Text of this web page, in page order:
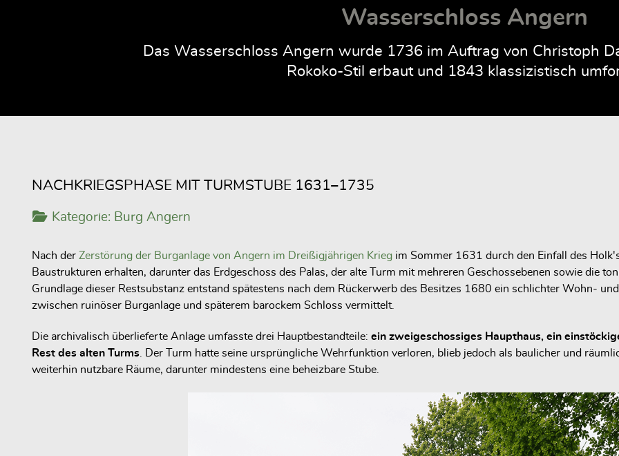
Wasserschloss Angern
Das Wasserschloss Angern wurde 1736 im Auftrag von Christoph
Rokoko-Stil erbaut und 1843 klassizistisch
NACHKRIEGSPHASE MIT TURMSTUBE 1631–1735
Kategorie: Burg Angern
Nach der Zerstörung der Burganlage von Angern im Dreißigjährigen Krieg im Sommer 1631 durch den Einfall des
Baustrukturen erhalten, darunter das Erdgeschoss des Palas, der alte Turm mit mehreren Geschossebenen sowie die
Grundlage dieser Restsubstanz entstand spätestens nach dem Rückerwerb des Besitzes 1680 ein schlichter Wohn-
zwischen ruinöser Burganlage und späterem barockem Schloss vermittelt.
Die archivalisch überlieferte Anlage umfasste drei Hauptbestandteile: ein zweigeschossiges Haupthaus, ein
Rest des alten Turms . Der Turm hatte seine ursprüngliche Wehrfunktion verloren, blieb jedoch als baulicher und
weiterhin nutzbare Räume, darunter mindestens eine beheizbare Stube.